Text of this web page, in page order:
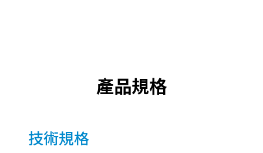
產品規格
技術規格